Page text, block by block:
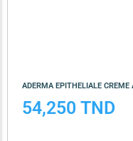
ADERMA EPITHELIALE
54,250 TND